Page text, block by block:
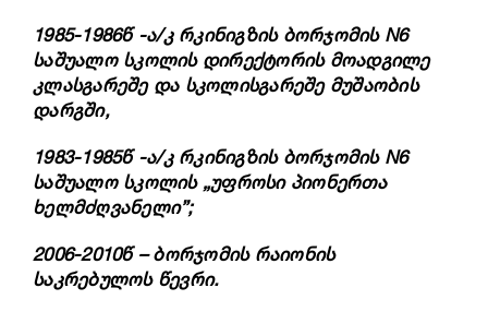
1985-1986წ -ა/კ რკინიგზის ბორჯომის N6
საშუალო სკოლის დირექტორის მოადგილე
კლასგარეშე და სკოლისგარეშე მუშაობის
დარგში,
1983-1985წ -ა/კ რკინიგზის ბორჯომის N6
საშუალო სკოლის „უფროსი პიონერთა
ხელმძღვანელი”;
2006-2010წ – ბორჯომის რაიონის
საკრებულოს წევრი.